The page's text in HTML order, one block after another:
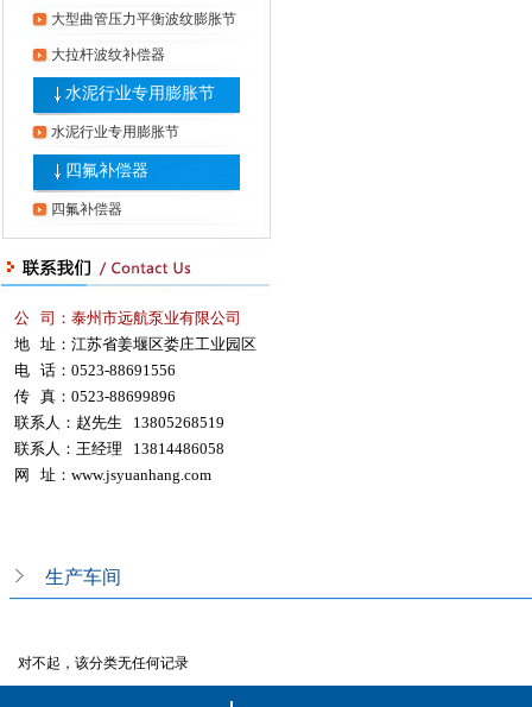
大型曲管压力平衡波纹膨胀节
大拉杆波纹补偿器
水泥行业专用膨胀节
水泥行业专用膨胀节
四氟补偿器
四氟补偿器
公 司：泰州市远航泵业有限公司
地 址：江苏省姜堰区娄庄工业园区
电 话：0523-88691556
传 真：0523-88699896
联系人：赵先生 13805268519
联系人：王经理 13814486058
网 址： www.jsyuanhang.com
生产车间
对不起，该分类无任何记录